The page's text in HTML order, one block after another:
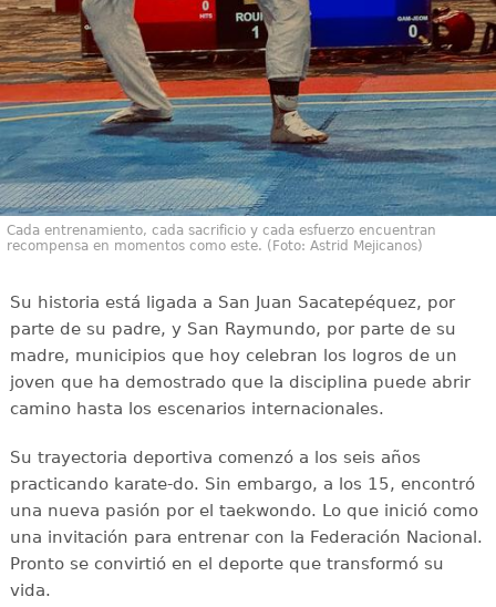
Cada entrenamiento, cada sacrificio y cada esfuerzo encuentran
recompensa en momentos como este. (Foto: Astrid Mejicanos)
Su historia está ligada a San Juan Sacatepéquez, por
parte de su padre, y San Raymundo, por parte de su
madre, municipios que hoy celebran los logros de un
joven que ha demostrado que la disciplina puede abrir
camino hasta los escenarios internacionales.
Su trayectoria deportiva comenzó a los seis años
practicando karate-do. Sin embargo, a los 15, encontró
una nueva pasión por el taekwondo. Lo que inició como
una invitación para entrenar con la Federación Nacional.
Pronto se convirtió en el deporte que transformó su
vida.